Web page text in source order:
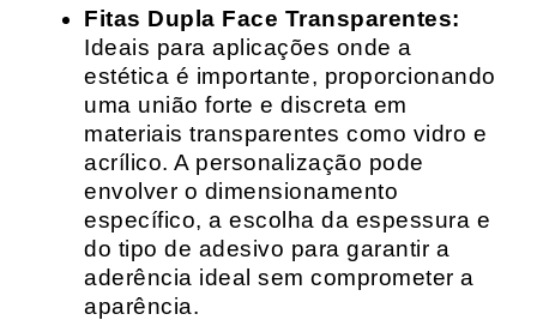
Fitas Dupla Face Transparentes:
Ideais para aplicações onde a
estética é importante, proporcionando
uma união forte e discreta em
materiais transparentes como vidro e
acrílico. A personalização pode
envolver o dimensionamento
específico, a escolha da espessura e
do tipo de adesivo para garantir a
aderência ideal sem comprometer a
aparência.